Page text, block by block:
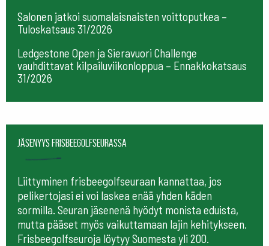
Salonen jatkoi suomalaisnaisten voittoputkea –
Tuloskatsaus 31/2026
Ledgestone Open ja Sieravuori Challenge
vauhdittavat kilpailuviikonloppua – Ennakkokatsaus
31/2026
Jäsenyys frisbeegolfseurassa
Liittyminen frisbeegolfseuraan kannattaa, jos
pelikertojasi ei voi laskea enää yhden käden
sormilla. Seuran jäsenenä hyödyt monista eduista,
mutta pääset myös vaikuttamaan lajin kehitykseen.
Frisbeegolfseuroja löytyy Suomesta yli 200.